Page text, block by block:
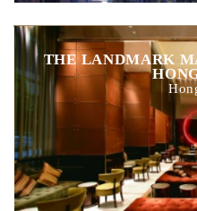
THE LANDMARK